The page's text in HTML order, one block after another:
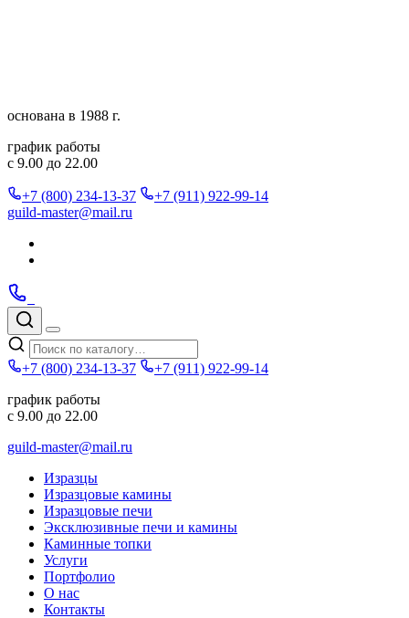
основана в 1988 г.
график работы
с 9.00 до 22.00
+7 (800) 234-13-37
+7 (911) 922-99-14
guild-master@mail.ru
Позвонить
Поиск
по
каталогу
Меню
+7 (800) 234-13-37
+7 (911) 922-99-14
график работы
с 9.00 до 22.00
guild-master@mail.ru
Изразцы
Изразцовые камины
Изразцовые печи
Эксклюзивные печи и камины
Каминные топки
Услуги
Портфолио
О нас
Контакты